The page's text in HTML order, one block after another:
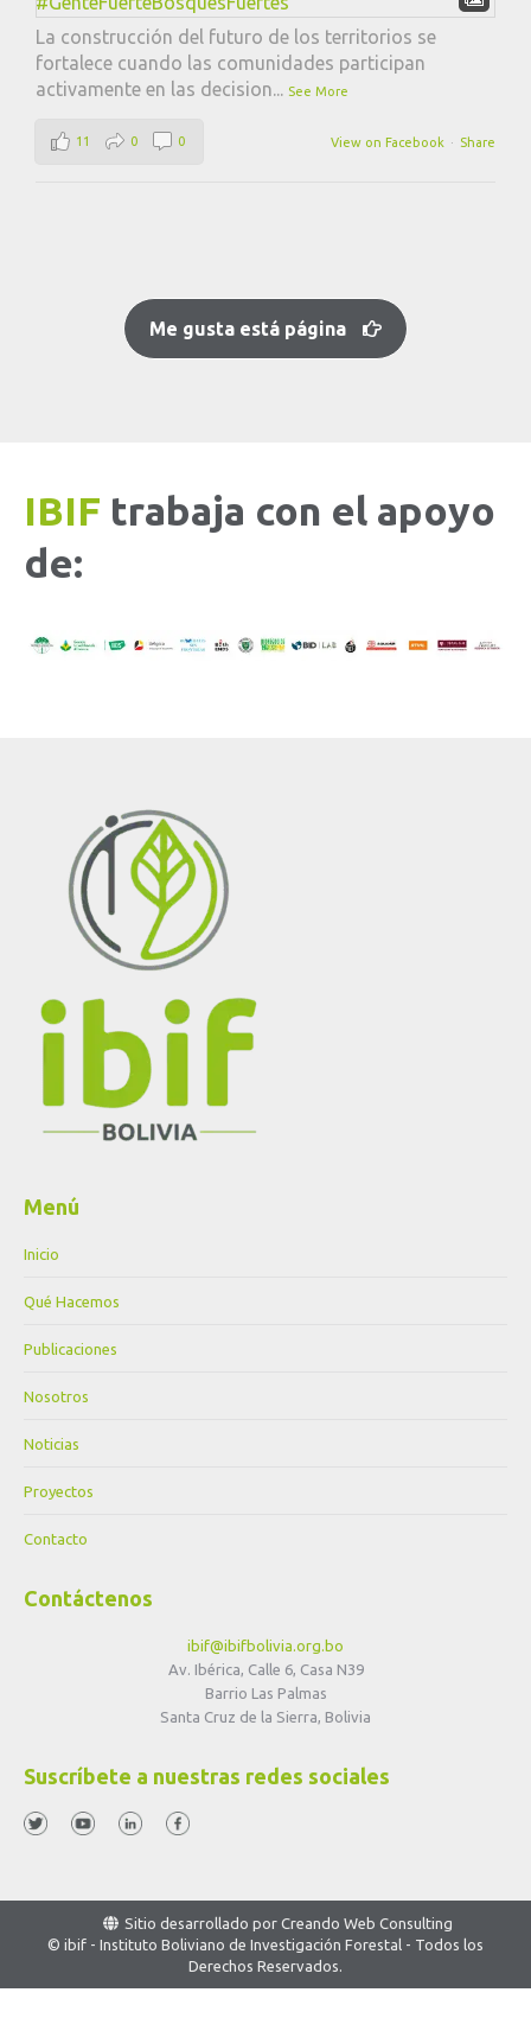
La construcción del futuro de los territorios se
fortalece cuando las comunidades participan
activamente en las decision... See More
View on Facebook · Share
11 0 0
Me gusta está página
IBIF trabaja con el apoyo
de:
Menú
Inicio
Qué Hacemos
Publicaciones
Nosotros
Noticias
Proyectos
Contacto
Contáctenos
ibif@ibifbolivia.org.bo
Av. Ibérica, Calle 6, Casa N39
Barrio Las Palmas
Santa Cruz de la Sierra, Bolivia
Suscríbete a nuestras redes sociales
Sitio desarrollado por Creando Web Consulting
© ibif - Instituto Boliviano de Investigación Forestal - Todos los
Derechos Reservados.